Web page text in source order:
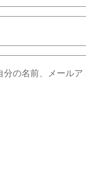
の名前、メールア